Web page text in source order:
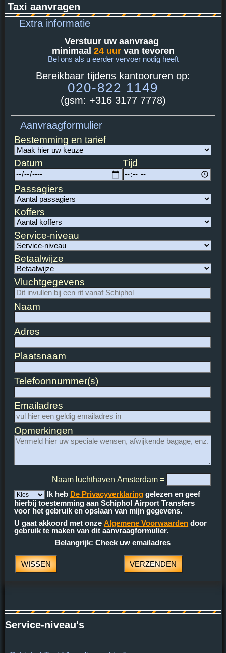
Taxi aanvragen
Extra informatie
Verstuur uw aanvraag
minimaal 24 uurvan tevoren
Bel ons als u eerder vervoer nodig heeft
Bereikbaar tijdens kantooruren op:
020-822 1149
(gsm: +316 3177 7778)
Aanvraagformulier
Bestemming en tarief
Datum Tijd
Passagiers
Koffers
Service-niveau
Betaalwijze
Vluchtgegevens
Naam
Adres
Plaatsnaam
Telefoonnummer(s)
Emailadres
Opmerkingen
Naam luchthaven Amsterdam =
Ik heb De Privacyverklaringgelezen en geef
hierbij toestemming aan Schiphol Airport Transfers
voor het gebruik en opslaan van mijn gegevens.
U gaat akkoord met onzeAlgemene Voorwaarden door
gebruik te maken van dit aanvraagformulier.
Belangrijk: Check uw emailadres
Service-niveau's